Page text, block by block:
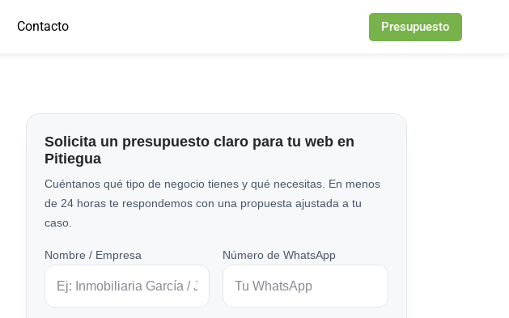
Contacto Presupuesto
Solicita un presupuesto claro para tu web en
Pitiegua
Cuéntanos qué tipo de negocio tienes y qué necesitas. En menos
de 24 horas te respondemos con una propuesta ajustada a tu
caso.
Nombre / Empresa Número de WhatsApp